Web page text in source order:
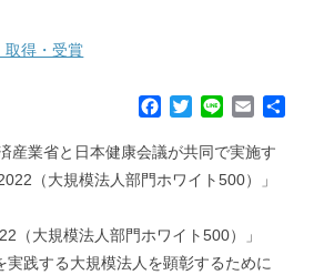
取得・受賞
c
e
o
k
T
i
t
r
n
e
E
a
産業省と日本健康会議が共同で実施す
（大規模法人部門ホワイト500）」
（大規模法人部門ホワイト500）」
践する大規模法人を顕彰するために